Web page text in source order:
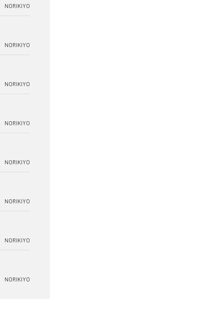
NORIKIYO
NORIKIYO
NORIKIYO
NORIKIYO
NORIKIYO
NORIKIYO
NORIKIYO
NORIKIYO